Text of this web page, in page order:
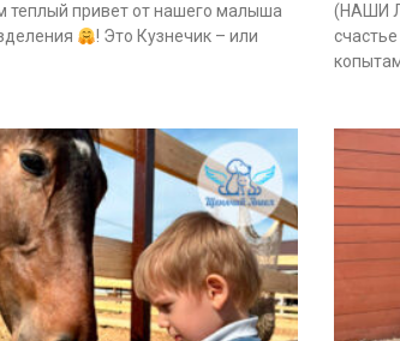
теплый привет от нашего малыша
! Это Кузнечик – или
(НАШИ